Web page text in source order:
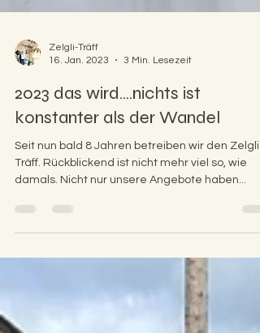
2023 das wird....nichts ist
konstanter als der Wandel
Seit nun bald 8 Jahren betreiben wir den Zelgli-
Träff. Rückblickend ist nicht mehr viel so, wie